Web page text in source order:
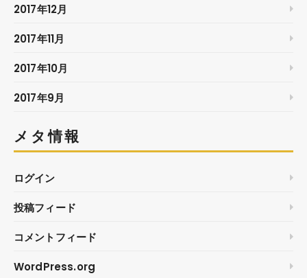
2017年12月
2017年11月
2017年10月
2017年9月
メタ情報
ログイン
投稿フィード
コメントフィード
WordPress.org